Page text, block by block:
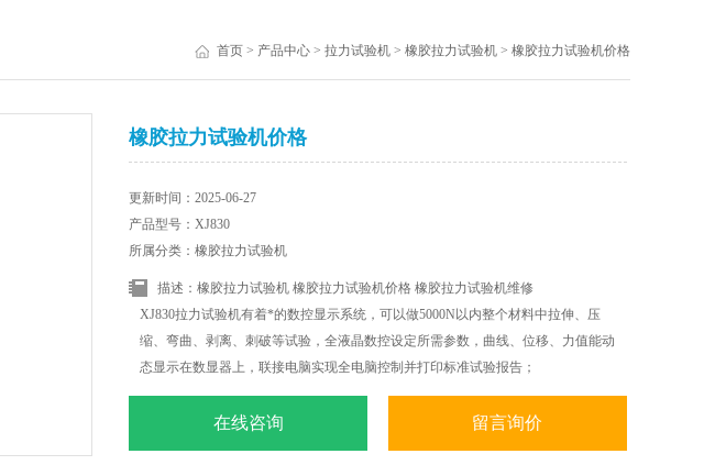
首页> 产品中心> 拉力试验机> 橡胶拉力试验机> 橡胶拉力试验机价格
橡胶拉力试验机价格
更新时间：2025-06-27
产品型号：XJ830
所属分类：橡胶拉力试验机
描述：橡胶拉力试验机 橡胶拉力试验机价格 橡胶拉力试验机维修
XJ830拉力试验机有着*的数控显示系统，可以做5000N以内整个材料中拉伸、压
缩、弯曲、剥离、刺破等试验，全液晶数控设定所需参数，曲线、位移、力值能动
态显示在数显器上，联接电脑实现全电脑控制并打印标准试验报告；
在线咨询 留言询价